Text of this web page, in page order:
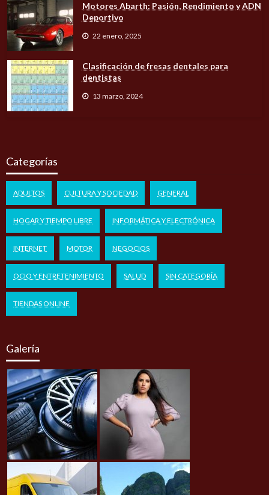
Motores Abarth: Pasión, Rendimiento y ADN
Deportivo
22 enero, 2025
Clasificación de fresas dentales para
dentistas
13 marzo, 2024
Categorías
ADULTOS CULTURA Y SOCIEDAD GENERAL
HOGAR Y TIEMPO LIBRE INFORMÁTICA Y ELECTRÓNICA
INTERNET MOTOR NEGOCIOS
OCIO Y ENTRETENIMIENTO SALUD SIN CATEGORÍA
TIENDAS ONLINE
Galería